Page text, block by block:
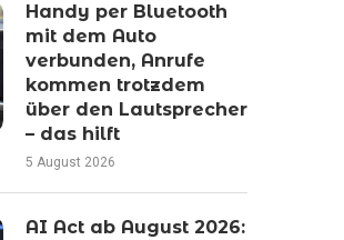
Handy per Bluetooth
mit dem Auto
verbunden, Anrufe
kommen trotzdem
über den Lautsprecher
– das hilft
5 August 2026
AI Act ab August 2026: